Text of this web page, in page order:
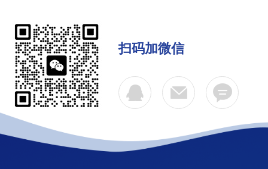
扫码加微信